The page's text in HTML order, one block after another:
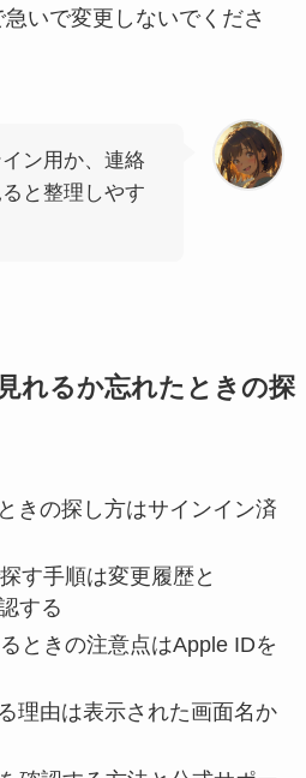
いで変更しないでくださ
ン用か、連絡
と整理しやす
れるか忘れたときの探
きの探し方はサインイン済
す手順は変更履歴と
する
ときの注意点はApple IDを
理由は表示された画面名か